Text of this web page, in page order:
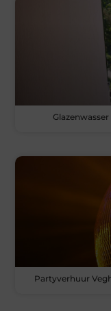
Partyverhuur